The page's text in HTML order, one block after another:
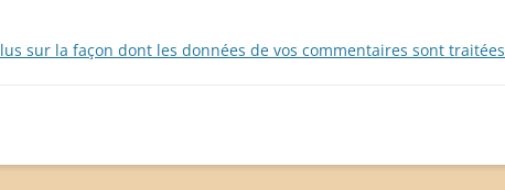
sur la façon dont les données de vos commentaires sont traitées